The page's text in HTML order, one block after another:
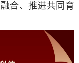
合、推进共同育